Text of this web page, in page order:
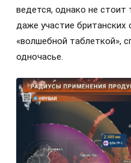
ведется, однако не
даже участие британских
«волшебной таблеткой»,
одночасье.